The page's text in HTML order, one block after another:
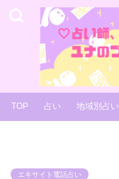
TOP 占い 地域別占い
エキサイト電話占い